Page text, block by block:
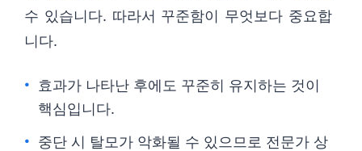
수 있습니다. 따라서 꾸준함이 무엇보다 중요합
니다.
효과가 나타난 후에도 꾸준히 유지하는 것이
핵심입니다.
중단 시 탈모가 악화될 수 있으므로 전문가 상